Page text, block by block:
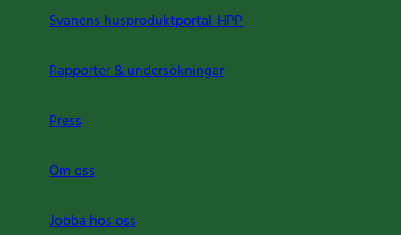
Svanens husproduktportal-HPP
Rapporter & undersökningar
Press
Om oss
Jobba hos oss